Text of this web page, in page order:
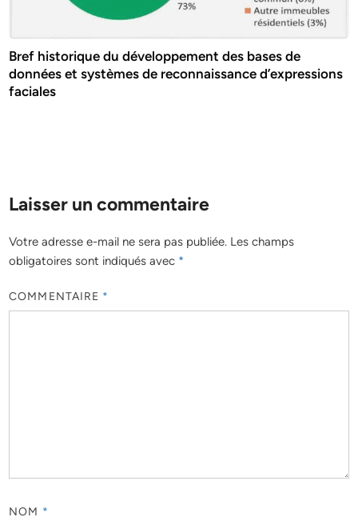
Bref historique du développement des bases de
données et systèmes de reconnaissance d’expressions
faciales
Laisser un commentaire
Votre adresse e-mail ne sera pas publiée. Les champs
obligatoires sont indiqués avec *
COMMENTAIRE *
NOM *